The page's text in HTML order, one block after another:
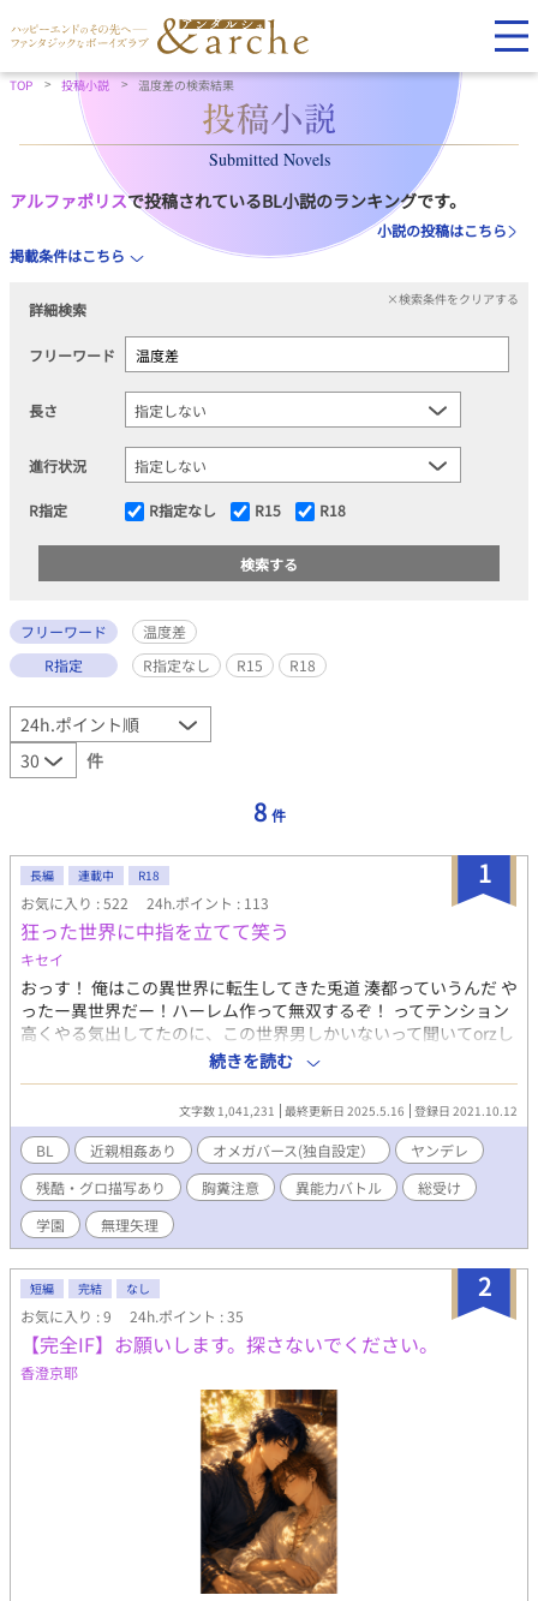
TOP 投稿小説 温度差の検索結果
Submitted Novels
アルファポリスで投稿されているBL小説のランキングです。
小説の投稿はこちら
掲載条件はこちら
詳細検索
×検索条件をクリアする
フリーワード
長さ
進行状況
R指定 R指定なし R15 R18
フリーワード
温度差
R指定
R指定なし R15 R18
件
8 件
1
長編 連載中 R18
お気に入り : 522 24h.ポイント : 113
狂った世界に中指を立てて笑う
キセイ
おっす！ 俺はこの異世界に転生してきた兎道 湊都っていうんだ や
ったー異世界だー！ハーレム作って無双するぞ！ ってテンション
高くやる気出してたのに、この世界男しかいないって聞いてorzし
た.....しかもオメガバース世界 だがめげない！ハーレムは諦めた
が、この世界は異能力者が存在する所謂バトルファンタジーな熱
い世界なんだぜっ！！ 一応管理人？からチートあげるって言われ
てたから楽しみだ！ バッサバッサ魔物を倒して俺は英雄にな
る！！ ......え、そんな世界じゃない？ うそーん...... (↑彼は主人公
ではありません)
※※※※※※※※※※※※※※※※※※※※※※※※ 紹介文と内
容の温度差あり グロ・残酷描写あり・登場人物死ぬ なんちゃって
オメガバース 不定期更新
続きを読む
文字数 1,041,231 最終更新日 2025.5.16 登録日 2021.10.12
BL 近親相姦あり オメガバース(独自設定）
ヤンデレ
残酷・グロ描写あり
胸糞注意 異能力バトル
総受け
学園
無理矢理
2
短編 完結 なし
お気に入り : 9 24h.ポイント : 35
【完全IF】お願いします。探さないでください。
香澄京耶